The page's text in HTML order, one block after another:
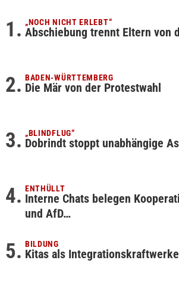
„NOCH NICHT ERLEBT“
Abschiebung trennt Eltern von
BADEN-WÜRTTEMBERG
Die Mär von der Protestwahl
„BLINDFLUG“
Dobrindt stoppt unabhängige
ENTHÜLLT
Interne Chats belegen
und AfD…
BILDUNG
Kitas als Integrationskraftwerke